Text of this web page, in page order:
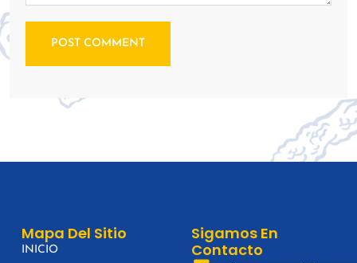
POST COMMENT
Mapa Del Sitio
INICIO
Sigamos En
Contacto